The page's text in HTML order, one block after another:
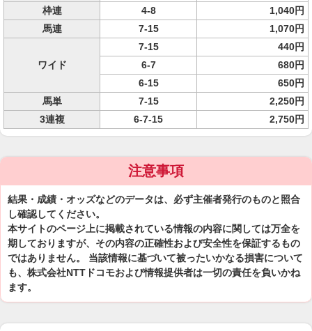
枠連
4-8
1,040円
馬連
7-15 1,070円
ワイド
7-15
440円
6-7
680円
6-15
650円
馬単
7-15
2,250円
3連複
6-7-15 2,750円
注意事項
結果・成績・オッズなどのデータは、必ず主催者発行のものと照合
し確認してください。
本サイトのページ上に掲載されている情報の内容に関しては万全を
期しておりますが、その内容の正確性および安全性を保証するもの
ではありません。 当該情報に基づいて被ったいかなる損害について
も、株式会社NTTドコモおよび情報提供者は一切の責任を負いかね
ます。